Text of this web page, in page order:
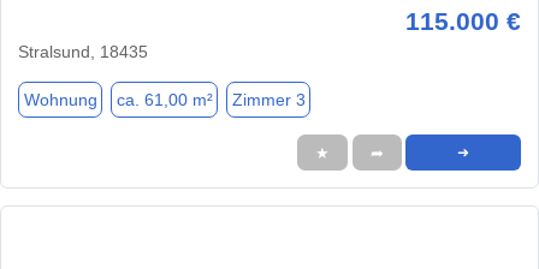
115.000 €
Stralsund, 18435
Wohnung ca. 61,00 m² Zimmer 3
★ ➦ ➜